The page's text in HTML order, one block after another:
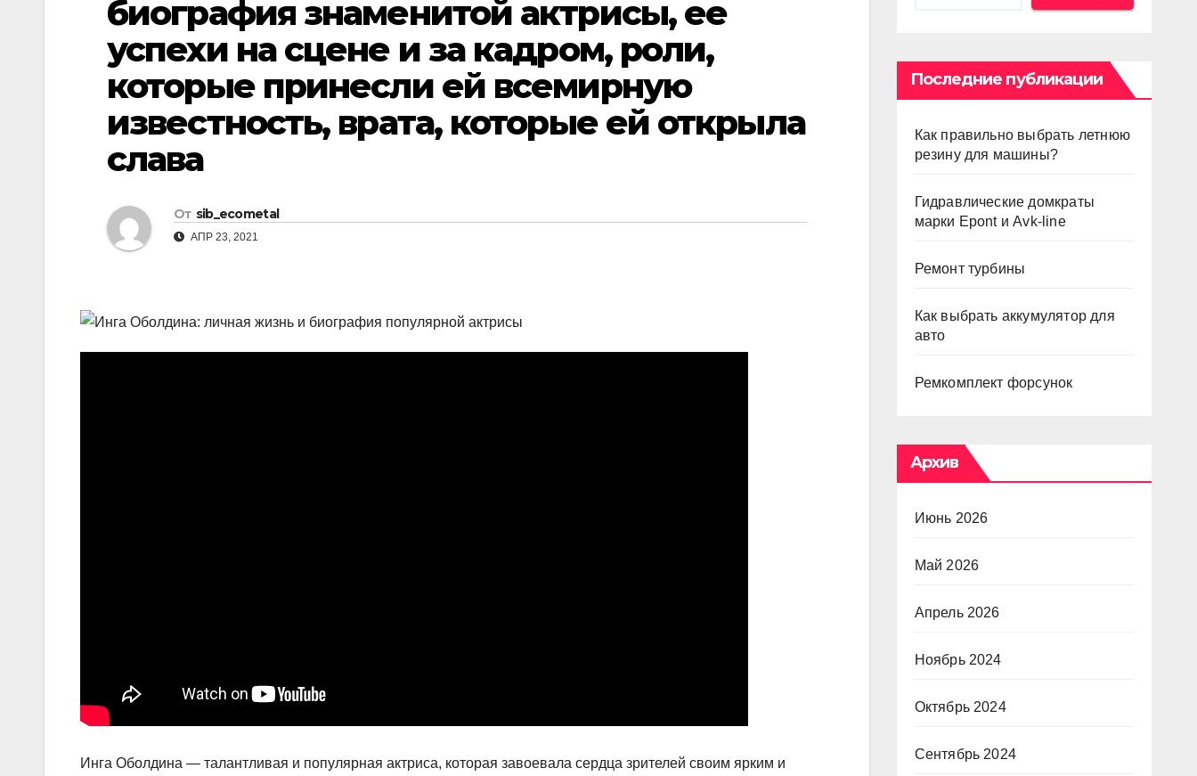
биография знаменитой актрисы, ее
успехи на сцене и за кадром, роли,
которые принесли ей всемирную
известность, врата, которые ей открыла
слава
От sib_ecometal
АПР 23, 2021
Инга Оболдина — талантливая и популярная актриса, которая завоевала сердца зрителей своим ярким и
Последние публикации
Как правильно выбрать летнюю
резину для машины?
Гидравлические домкраты
марки Epont и Avk-line
Ремонт турбины
Как выбрать аккумулятор для
авто
Ремкомплект форсунок
Архив
Июнь 2026
Май 2026
Апрель 2026
Ноябрь 2024
Октябрь 2024
Сентябрь 2024